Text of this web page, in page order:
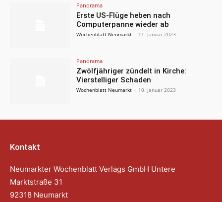
Panorama
Erste US-Flüge heben nach
Computerpanne wieder ab
Wochenblatt Neumarkt - 11. Januar 2023
Panorama
Zwölfjähriger zündelt in Kirche:
Vierstelliger Schaden
Wochenblatt Neumarkt - 10. Januar 2023
Kontakt
Neumarkter Wochenblatt Verlags GmbH Untere
Marktstraße 31
92318 Neumarkt